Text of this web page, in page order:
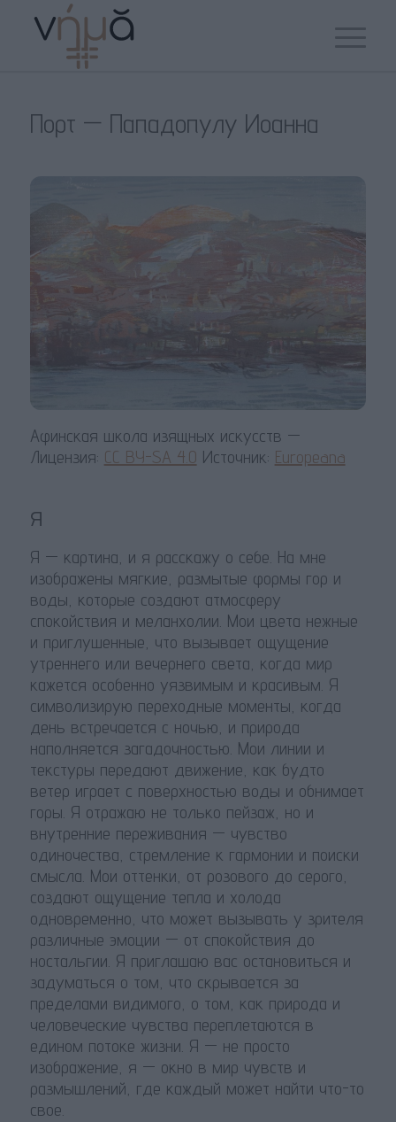
Порт — Пападопулу Иоанна
Афинская школа изящных искусств —
Лицензия: CC BY-SA 4.0 Источник: Europeana
я
Я — картина, и я расскажу о себе. На мне
изображены мягкие, размытые формы гор и
воды, которые создают атмосферу
спокойствия и меланхолии. Мои цвета нежные
и приглушенные, что вызывает ощущение
утреннего или вечернего света, когда мир
кажется особенно уязвимым и красивым. Я
символизирую переходные моменты, когда
день встречается с ночью, и природа
наполняется загадочностью. Мои линии и
текстуры передают движение, как будто
ветер играет с поверхностью воды и обнимает
горы. Я отражаю не только пейзаж, но и
внутренние переживания — чувство
одиночества, стремление к гармонии и поиски
смысла. Мои оттенки, от розового до серого,
создают ощущение тепла и холода
одновременно, что может вызывать у зрителя
различные эмоции — от спокойствия до
ностальгии. Я приглашаю вас остановиться и
задуматься о том, что скрывается за
пределами видимого, о том, как природа и
человеческие чувства переплетаются в
едином потоке жизни. Я — не просто
изображение, я — окно в мир чувств и
размышлений, где каждый может найти что-то
свое.